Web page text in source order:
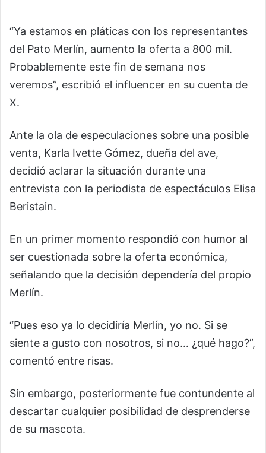
“Ya estamos en pláticas con los representantes
del Pato Merlín, aumento la oferta a 800 mil.
Probablemente este fin de semana nos
veremos”, escribió el influencer en su cuenta de
X.
Ante la ola de especulaciones sobre una posible
venta, Karla Ivette Gómez, dueña del ave,
decidió aclarar la situación durante una
entrevista con la periodista de espectáculos Elisa
Beristain.
En un primer momento respondió con humor al
ser cuestionada sobre la oferta económica,
señalando que la decisión dependería del propio
Merlín.
“Pues eso ya lo decidiría Merlín, yo no. Si se
siente a gusto con nosotros, si no… ¿qué hago?”,
comentó entre risas.
Sin embargo, posteriormente fue contundente al
descartar cualquier posibilidad de desprenderse
de su mascota.